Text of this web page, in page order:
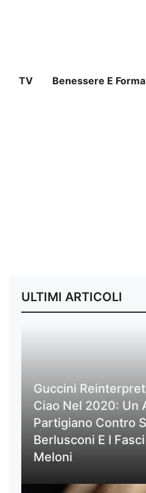
TV Benessere E
ULTIMI ARTICOLI
Guccini
Ciao Nel 2020: Un
Partigiano Contro
Berlusconi E I
Meloni